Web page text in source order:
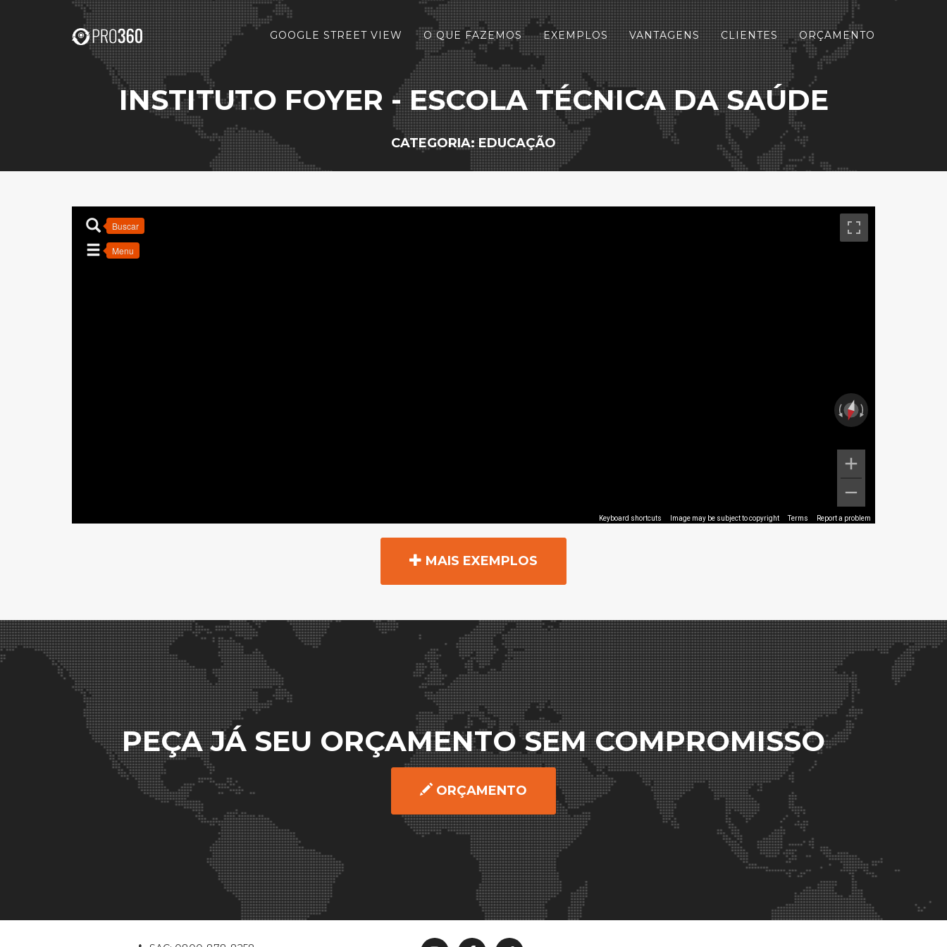
GOOGLE STREET VIEW O QUE FAZEMOS EXEMPLOS VANTAGENS CLIENTES ORÇAMENTO
INSTITUTO FOYER - ESCOLA TÉCNICA DA SAÚDE
CATEGORIA: EDUCAÇÃO
MAIS EXEMPLOS
PEÇA JÁ SEU ORÇAMENTO SEM COMPROMISSO
ORÇAMENTO